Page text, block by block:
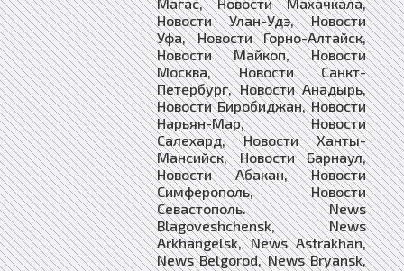
Новости Улан-Удэ, Новости
Уфа, Новости Горно-Алтайск,
Новости Майкоп, Новости
Москва, Новости Санкт-
Петербург, Новости Анадырь,
Новости Биробиджан, Новости
Нарьян-Мар, Новости
Салехард, Новости Ханты-
Мансийск, Новости Барнаул,
Новости Абакан, Новости
Симферополь, Новости
Севастополь. News
Blagoveshchensk, News
Arkhangelsk, News Astrakhan,
News Belgorod, News Bryansk,